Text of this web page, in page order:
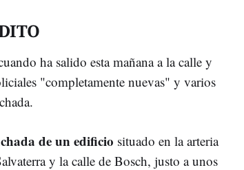
ha salido esta mañana a la calle y
"completamente nuevas" y varios
de un edificio situado en la arteria
y la calle de Bosch, justo a unos